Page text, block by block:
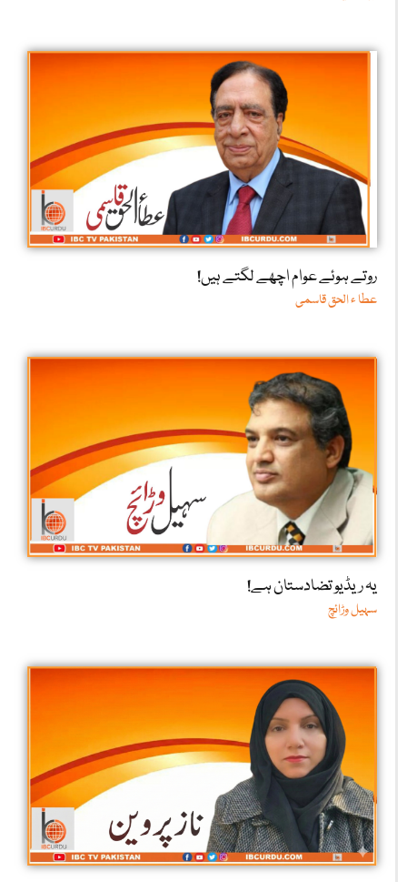
روتے ہوئے عوام اچھے لگتے ہیں!
عطا ء الحق قاسمی
یہ ریڈیو تضادستان ہے!
سہیل وڑائچ